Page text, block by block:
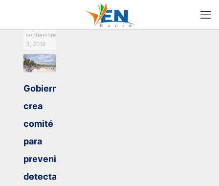
septiembre
3, 2019
Gobierno
crea
comité
para
prevenir,
detectar,